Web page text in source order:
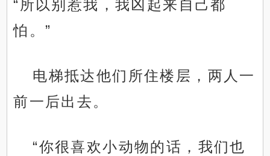
“所以别惹我，我凶起来自己都
怕。”
电梯抵达他们所住楼层，两人一
前一后出去。
“你很喜欢小动物的话，我们也